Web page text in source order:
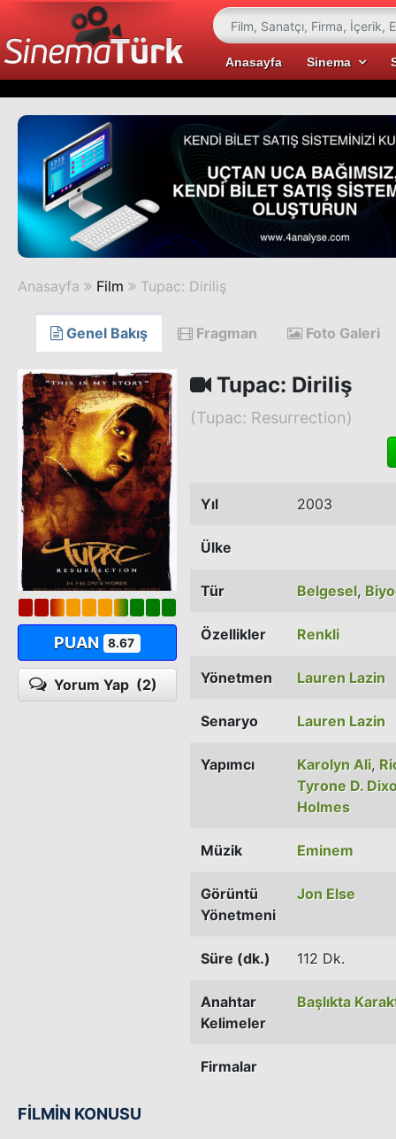
Anasayfa Sinema
Anasayfa Film Tupac: Diriliş
Genel Bakış Fragman Foto Galeri
PUAN 8.67
Yorum Yap (2)
Tupac: Diriliş
(Tupac: Resurrection)
Yıl 2003
Ülke
Tür Belgesel,
Özellikler Renkli
Yönetmen Lauren Lazin
Senaryo Lauren Lazin
Yapımcı Karolyn Ali,
Tyrone D.
Holmes
Müzik Eminem
Görüntü
Yönetmeni
Jon Else
Süre (dk.) 112 Dk.
Anahtar
Kelimeler
Başlıkta
Firmalar
FİLMİN KONUSU